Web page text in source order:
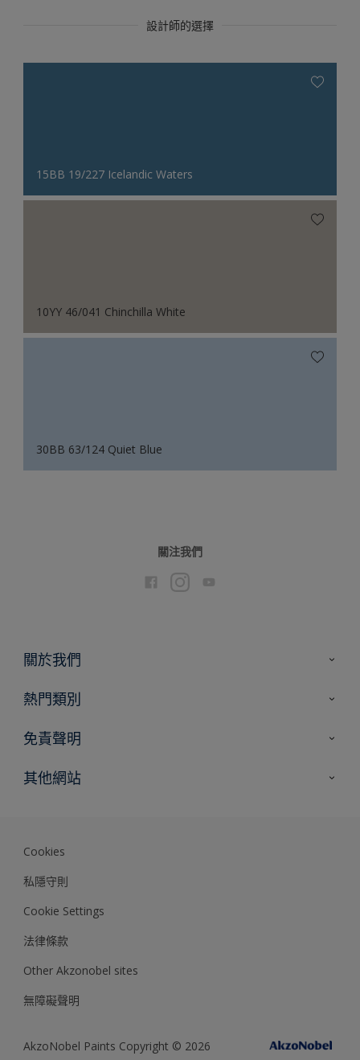
設計師的選擇
15BB 19/227 Icelandic Waters
10YY 46/041 Chinchilla White
30BB 63/124 Quiet Blue
關注我們
關於我們
聯絡我們
熱門類別
尋找顏色
專家見解
免責聲明
色彩準確度
其他網站
Cookies
私隱守則
Cookie Settings
法律條款
Other Akzonobel sites
無障礙聲明
AkzoNobel Paints Copyright © 2026